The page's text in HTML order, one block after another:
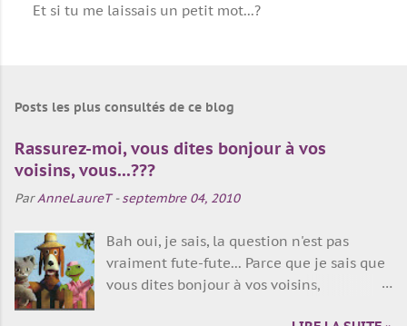
e
u
n
o
m
e
n
t
a
Et si tu me laissais un petit mot...?
Posts les plus consultés de ce blog
Rassurez-moi, vous dites bonjour à vos
voisins, vous...???
ParAnneLaureT -septembre 04, 2010
Bah oui, je sais, la question n'est pas
vraiment fute-fute... Parce que je sais que
vous dites bonjour à vos voisins,